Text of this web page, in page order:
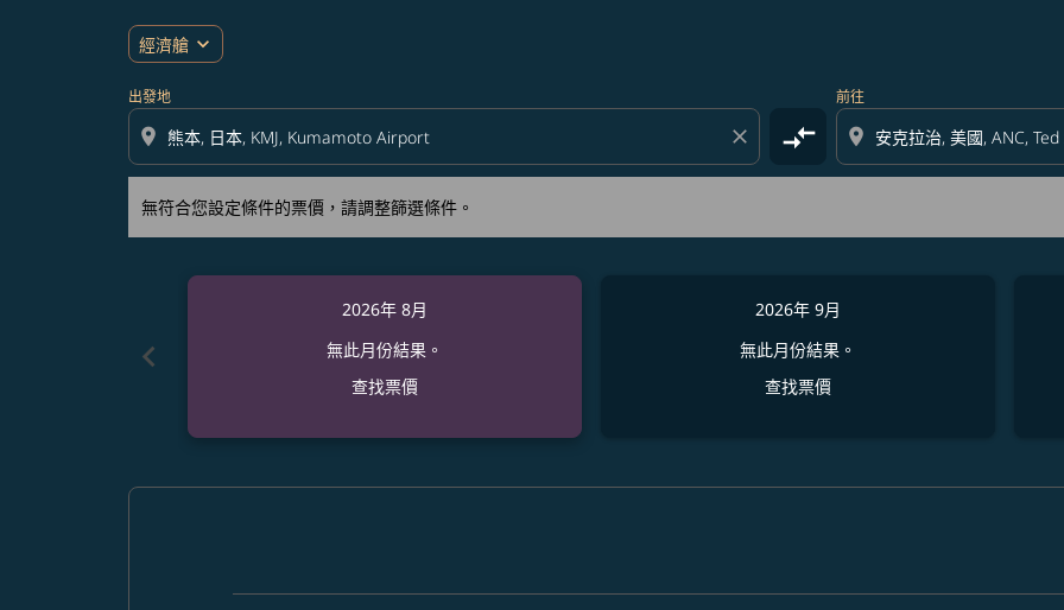
經濟艙 expand_more
出發地
location_on close compare_arrows
前往
location_on
無符合您設定條件的票價，請調整篩選條件。
chevron_left
2026年 8月
無此月份結果。
查找票價
2026年 9月
無此月份結果。
查找票價
KMJ–ANC: cmp-view-
KMJ–ANC: cmp-view-
KMJ–ANC: cmp-
KMJ–ANC: